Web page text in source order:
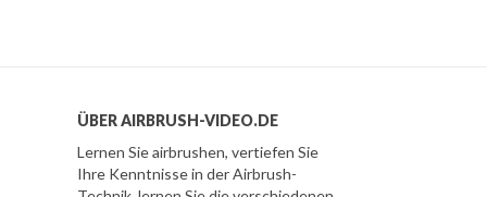
ÜBER AIRBRUSH-VIDEO.DE
Lernen Sie airbrushen, vertiefen Sie
Ihre Kenntnisse in der Airbrush-